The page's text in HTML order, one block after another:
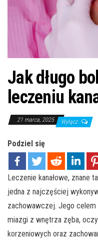
Jak długo
leczeniu
21 marca, 2025 Wyłącz
Podziel się
Leczenie kanałowe, znane
jedna z najczęściej
zachowawczej. Jego
miazgi z wnętrza zęba,
korzeniowych oraz